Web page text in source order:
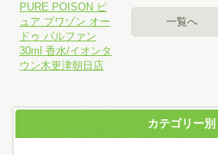
PURE POISON ピ
ュア プワゾン オー
ドゥ パルファン
30ml 香水/イオンタ
ウン木更津朝日店
一覧へ
カテゴリー別